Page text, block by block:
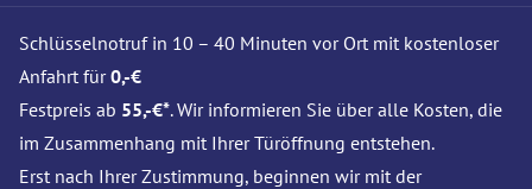
Schlüsselnotruf in 10 – 40 Minuten vor Ort mit kostenloser
Anfahrt für0,-€
Festpreis ab 55,-€*. Wir informieren Sie über alle Kosten, die
im Zusammenhang mit Ihrer Türöffnung entstehen.
Erst nach Ihrer Zustimmung, beginnen wir mit der